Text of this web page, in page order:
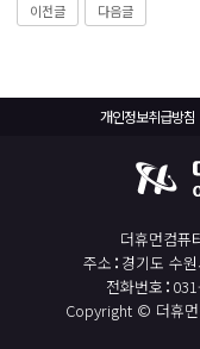
이전글 다음글
개인정보취급방침
더휴먼컴퓨
주소 경기도 수
전화번호
Copyright © 더휴먼
전산세무회계 자격취득과정[전
직업상담사 2급 (필기+실기)
일러스트 자격증 취득과정
전산회계 1급 / FAT 1급 자격
전산세무 2급 / TAT 2급 자격증